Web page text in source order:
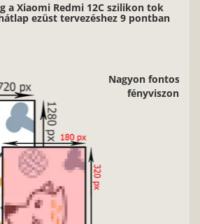
a Xiaomi Redmi 12C szilikon tok
ezüst tervezéshez 9 pontban
jó minőségű, éles kontúrokkal, jó
rendelkező képeket használj.
Lendvai Szintia